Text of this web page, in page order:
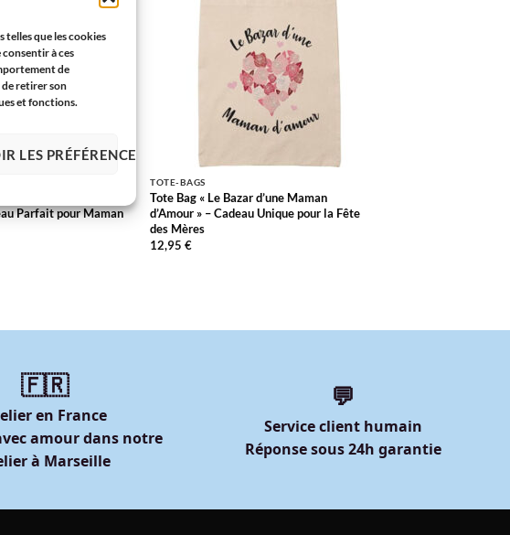
telles que les cookies
à ces
de
de retirer son
et fonctions.
LES PRÉFÉRENCES
Parfait pour Maman
TOTE-BAGS
Tote Bag « Le Bazar d’une Maman
d’Amour » – Cadeau Unique pour la Fête
des Mères
12,95€
🇫🇷
en France
amour dans notre
à Marseille
💬
Service client humain
Réponse sous 24h garantie